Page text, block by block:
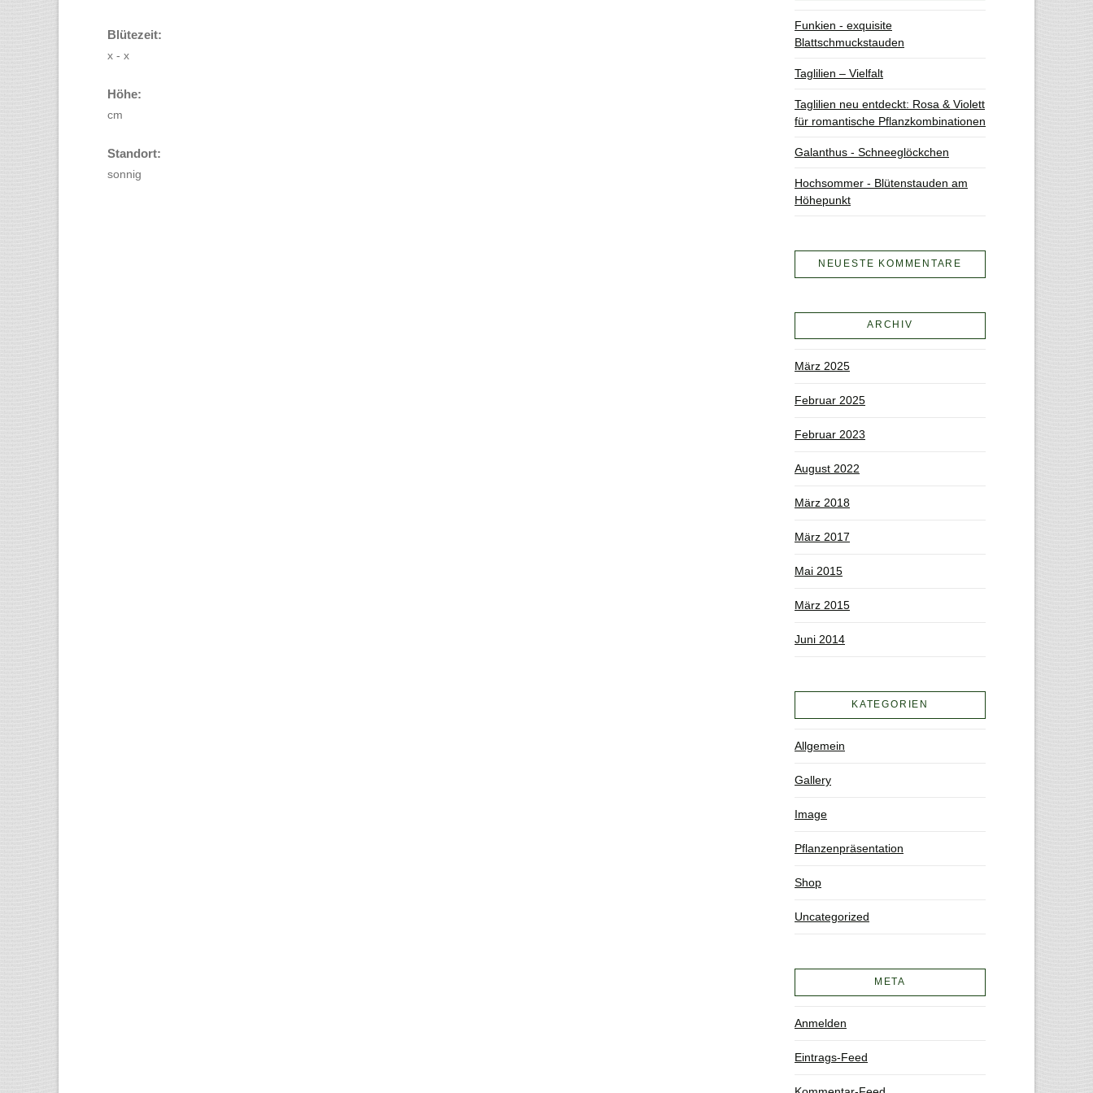
Blütezeit:
x - x
Höhe:
cm
Standort:
sonnig
Funkien - exquisite
Blattschmuckstauden
Taglilien – Vielfalt
Taglilien neu entdeckt: Rosa & Violett
für romantische Pflanzkombinationen
Galanthus - Schneeglöckchen
Hochsommer - Blütenstauden am
Höhepunkt
NEUESTE KOMMENTARE
ARCHIV
März 2025
Februar 2025
Februar 2023
August 2022
März 2018
März 2017
Mai 2015
März 2015
Juni 2014
KATEGORIEN
Allgemein
Gallery
Image
Pflanzenpräsentation
Shop
Uncategorized
META
Anmelden
Eintrags-Feed